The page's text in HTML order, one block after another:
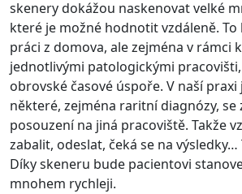
skenery dokážou naskenovat velké
které je možné hodnotit vzdáleně. To
práci z domova, ale zejména v rámci
jednotlivými patologickými
obrovské časové úspoře. V naší praxi
některé, zejména raritní diagnózy, se
posouzení na jiná pracoviště. Takže
zabalit, odeslat, čeká se na výsledky…
Díky skeneru bude pacientovi
mnohem rychleji.